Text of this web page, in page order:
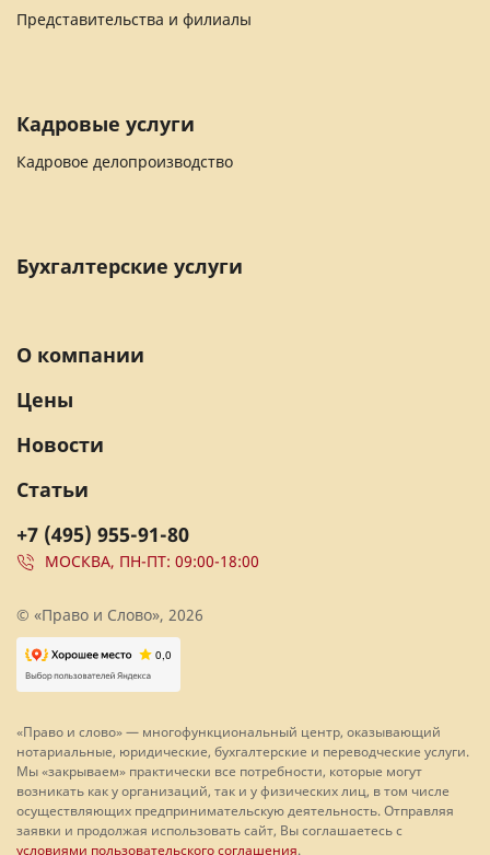
Представительства и филиалы
Кадровые услуги
Кадровое делопроизводство
Бухгалтерские услуги
+7 (495) 955-91-80
МОСКВА, ПН-ПТ: 09:00-18:00
О компании
Цены
Новости
Статьи
© «Право и Слово», 2026
«Право и слово» — многофункциональный центр, оказывающий
нотариальные, юридические, бухгалтерские и переводческие услуги.
Мы «закрываем» практически все потребности, которые могут
возникать как у организаций, так и у физических лиц, в том числе
осуществляющих предпринимательскую деятельность. Отправляя
заявки и продолжая использовать сайт, Вы соглашаетесь с
условиями пользовательского соглашения.